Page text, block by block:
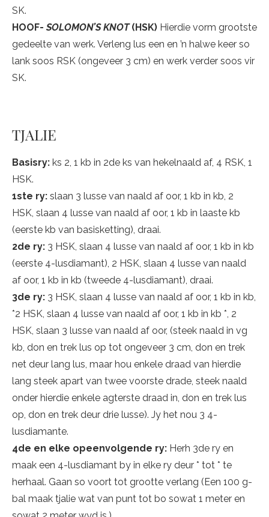
SK.
HOOF-SOLOMON’S KNOT(HSK) Hierdie vorm grootste
gedeelte van werk. Verleng lus een en ’n halwe keer so
lank soos RSK (ongeveer 3 cm) en werk verder soos vir
SK.
TJALIE
Basisry: ks 2, 1 kb in 2de ks van hekelnaald af, 4 RSK, 1
HSK.
1ste ry: slaan 3 lusse van naald af oor, 1 kb in kb, 2
HSK, slaan 4 lusse van naald af oor, 1 kb in laaste kb
(eerste kb van basisketting), draai.
2de ry: 3 HSK, slaan 4 lusse van naald af oor, 1 kb in kb
(eerste 4-lusdiamant), 2 HSK, slaan 4 lusse van naald
af oor, 1 kb in kb (tweede 4-lusdiamant), draai.
3de ry: 3 HSK, slaan 4 lusse van naald af oor, 1 kb in kb,
*2 HSK, slaan 4 lusse van naald af oor, 1 kb in kb *, 2
HSK, slaan 3 lusse van naald af oor, (steek naald in vg
kb, don en trek lus op tot ongeveer 3 cm, don en trek
net deur lang lus, maar hou enkele draad van hierdie
lang steek apart van twee voorste drade, steek naald
onder hierdie enkele agterste draad in, don en trek lus
op, don en trek deur drie lusse). Jy het nou 3 4-
lusdiamante.
4de en elke opeenvolgende ry: Herh 3de ry en
maak een 4-lusdiamant by in elke ry deur * tot * te
herhaal. Gaan so voort tot grootte verlang (Een 100 g-
bal maak tjalie wat van punt tot bo sowat 1 meter en